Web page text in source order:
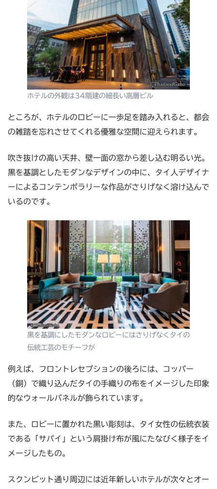
ホテルの外観は34階建の細長い高層ビル
ところが、ホテルのロビーに一歩足を踏み入れると、都会
の雑踏を忘れさせてくれる優雅な空間に迎えられます。
吹き抜けの高い天井、壁一面の窓から差し込む明るい光。
黒を基調としたモダンなデザインの中に、タイ人デザイナ
ーによるコンテンポラリーな作品がさりげなく溶け込んで
いるのです。
黒を基調にしたモダンなロビーにはさりげなくタイの
伝統工芸のモチーフが
例えば、フロントレセプションの後ろには、コッパー
（銅）で織り込んだタイの手織りの布をイメージした印象
的なウォールパネルが飾られています。
また、ロビーに置かれた黒い彫刻は、タイ女性の伝統衣装
である「サパイ」という肩掛け布が風にたなびく様子をイ
メージしたもの。
スクンビット通り周辺には近年新しいホテルが次々とオー